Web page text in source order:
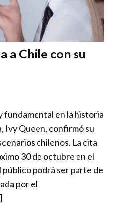
a Chile con su
fundamental en la historia
Ivy Queen, confirmó su
chilenos. La cita
30 de octubre en el
podrá ser parte de
por el